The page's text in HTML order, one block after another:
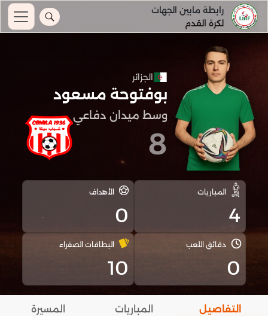
رابطة مابين الجهات
لكرة القدم
الجزائر
بوفتوحة مسعود
وسط ميدان دفاعي
8
المباريات
4
الأهداف
0
دقائق اللعب
0
البطاقات الصفراء
10
التفاصيل المباريات المسيرة